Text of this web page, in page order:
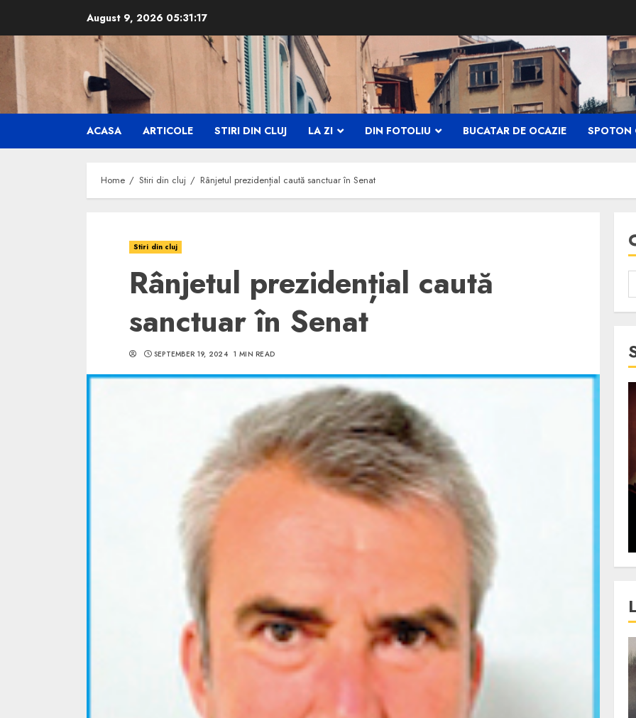
content
August 9, 2026 05:31:19
ACASA ARTICOLE STIRI DIN CLUJ LA ZI DIN FOTOLIU BUCATAR DE OCAZIE SPOTON
Home Stiri din cluj Rânjetul prezidențial caută sanctuar în Senat
Stiri din cluj
Rânjetul prezidențial caută
sanctuar în Senat
SEPTEMBER 19, 2024 1 MIN READ
Ce poti vizita in jurul
Clujului cand te afli intr-un
weekend prelungit in
“Orasul Comoara”?
SpotOn Cluj
Festivalurile Clujului. De
ce atrage Clujul tinerii si
pe cei mai in varsta an de
an?
4 min read
La zi
3 min read